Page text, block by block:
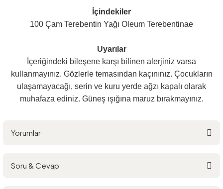
İçindekiler
100 Çam Terebentin Yağı Oleum Terebentinae
Uyarılar
İçeriğindeki bileşene karşı bilinen alerjiniz varsa
kullanmayınız. Gözlerle temasından kaçınınız. Çocukların
ulaşamayacağı, serin ve kuru yerde ağzı kapalı olarak
muhafaza ediniz. Güneş ışığına maruz bırakmayınız.
Yorumlar
Soru & Cevap